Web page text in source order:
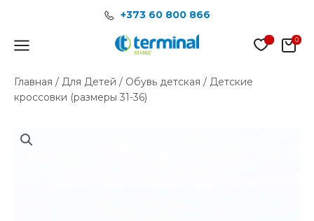
содержимому
+373 60 800 866
Main
Главная / Для Детей / Обувь детская / Детские
кроссовки (размеры 31-36)
Детские